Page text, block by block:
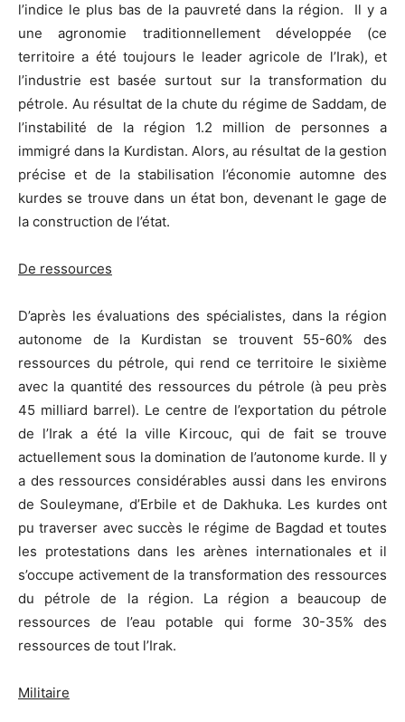
l’indice le plus bas de la pauvreté dans la région. Il y a
une agronomie traditionnellement développée (ce
territoire a été toujours le leader agricole de l’Irak), et
l’industrie est basée surtout sur la transformation du
pétrole. Au résultat de la chute du régime de Saddam, de
l’instabilité de la région 1.2 million de personnes a
immigré dans la Kurdistan. Alors, au résultat de la gestion
précise et de la stabilisation l’économie automne des
kurdes se trouve dans un état bon, devenant le gage de
la construction de l’état.
De ressources
D’après les évaluations des spécialistes, dans la région
autonome de la Kurdistan se trouvent 55-60% des
ressources du pétrole, qui rend ce territoire le sixième
avec la quantité des ressources du pétrole (à peu près
45 milliard barrel). Le centre de l’exportation du pétrole
de l’Irak a été la ville Kircouc, qui de fait se trouve
actuellement sous la domination de l’autonome kurde. Il y
a des ressources considérables aussi dans les environs
de Souleymane, d’Erbile et de Dakhuka. Les kurdes ont
pu traverser avec succès le régime de Bagdad et toutes
les protestations dans les arènes internationales et il
s’occupe activement de la transformation des ressources
du pétrole de la région. La région a beaucoup de
ressources de l’eau potable qui forme 30-35% des
ressources de tout l’Irak.
Militaire